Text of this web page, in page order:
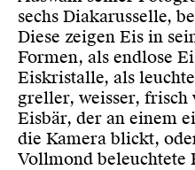
sechs Diakarusselle,
Diese zeigen Eis in
Formen, als endlose
Eiskristalle, als
greller, weisser, frisch
Eisbär, der an einem
die Kamera blickt,
Vollmond beleuchtete